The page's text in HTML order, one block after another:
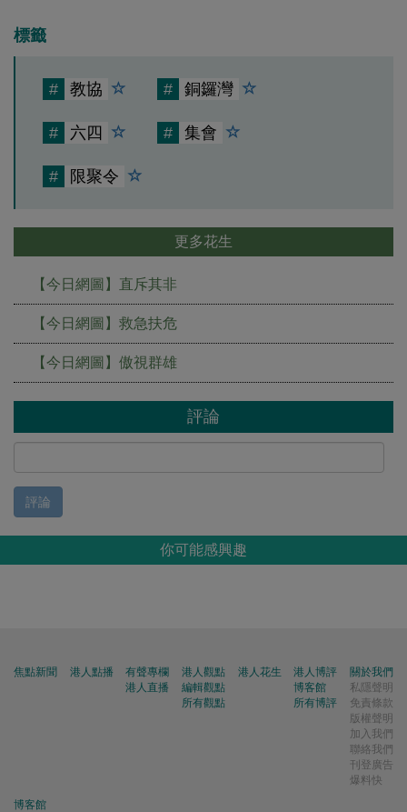
標籤
# 教協 # 銅鑼灣
# 六四 # 集會
# 限聚令
更多花生
【今日網圖】直斥其非
【今日網圖】救急扶危
【今日網圖】傲視群雄
評論
評論
你可能感興趣
焦點新聞 港人點播
有聲專欄
港人直播
港人觀點
編輯觀點
所有觀點
港人花生
港人博評
博客館
所有博評
關於我們
私隱聲明
免責條款
版權聲明
加入我們
聯絡我們
刊登廣告
爆料快
博客館